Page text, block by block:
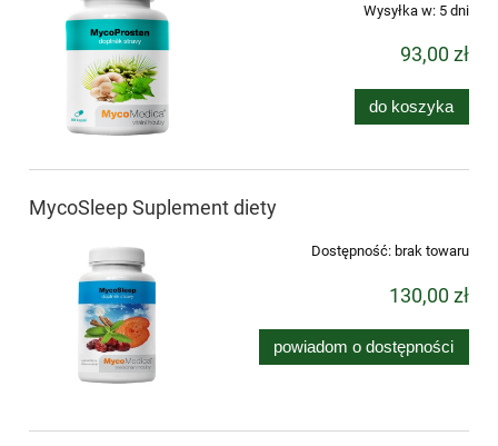
Wysyłka w: 5 dni
93,00 zł
do koszyka
MycoSleep Suplement diety
Dostępność: brak towaru
130,00 zł
powiadom o dostępności